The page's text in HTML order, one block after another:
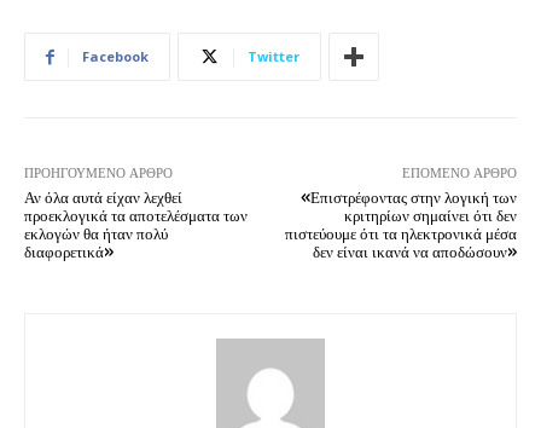
Facebook Twitter
ΠΡΟΗΓΟΎΜΕΝΟ ΆΡΘΡΟ
Αν όλα αυτά είχαν λεχθεί
προεκλογικά τα αποτελέσματα των
εκλογών θα ήταν πολύ
διαφορετικά»
ΕΠΌΜΕΝΟ ΆΡΘΡΟ
«Επιστρέφοντας στην λογική των
κριτηρίων σημαίνει ότι δεν
πιστεύουμε ότι τα ηλεκτρονικά μέσα
δεν είναι ικανά να αποδώσουν»